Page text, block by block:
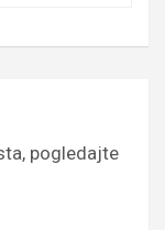
pogledajte